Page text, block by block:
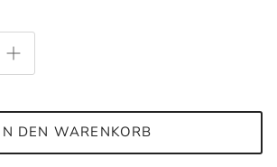
DEN WARENKORB